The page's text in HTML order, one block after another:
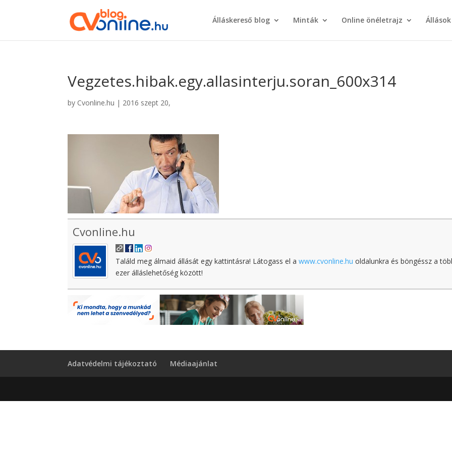
Álláskereső blog Minták Online önéletrajz Állások
Vegzetes.hibak.egy.allasinterju.soran_600x314
by Cvonline.hu | 2016 szept 20,
Cvonline.hu
Találd meg álmaid állását egy kattintásra! Látogass el awww.cvonline.hu oldalunkra és böngéssz a
ezer álláslehetőség között!
Adatvédelmi tájékoztató Médiaajánlat